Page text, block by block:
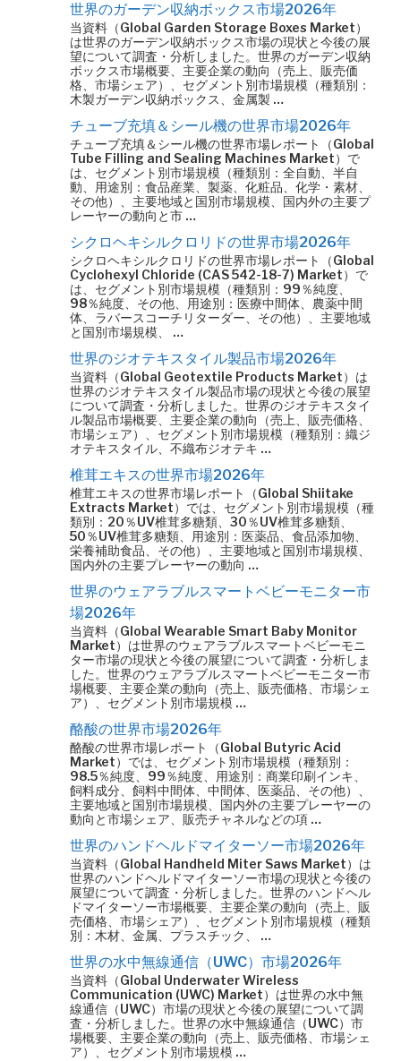
世界のガーデン収納ボックス市場2026年
当資料（Global Garden Storage Boxes Market）
は世界のガーデン収納ボックス市場の現状と今後の展
望について調査・分析しました。世界のガーデン収納
ボックス市場概要、主要企業の動向（売上、販売価
格、市場シェア）、セグメント別市場規模（種類別：
木製ガーデン収納ボックス、金属製 …
チューブ充填＆シール機の世界市場2026年
チューブ充填＆シール機の世界市場レポート（Global
Tube Filling and Sealing Machines Market）で
は、セグメント別市場規模（種類別：全自動、半自
動、用途別：食品産業、製薬、化粧品、化学・素材、
その他）、主要地域と国別市場規模、国内外の主要プ
レーヤーの動向と市 …
シクロヘキシルクロリドの世界市場2026年
シクロヘキシルクロリドの世界市場レポート（Global
Cyclohexyl Chloride (CAS 542-18-7) Market）で
は、セグメント別市場規模（種類別：99％純度、
98％純度、その他、用途別：医療中間体、農薬中間
体、ラバースコーチリターダー、その他）、主要地域
と国別市場規模、 …
世界のジオテキスタイル製品市場2026年
当資料（Global Geotextile Products Market）は
世界のジオテキスタイル製品市場の現状と今後の展望
について調査・分析しました。世界のジオテキスタイ
ル製品市場概要、主要企業の動向（売上、販売価格、
市場シェア）、セグメント別市場規模（種類別：織ジ
オテキスタイル、不織布ジオテキ …
椎茸エキスの世界市場2026年
椎茸エキスの世界市場レポート（Global Shiitake
Extracts Market）では、セグメント別市場規模（種
類別：20％UV椎茸多糖類、30％UV椎茸多糖類、
50％UV椎茸多糖類、用途別：医薬品、食品添加物、
栄養補助食品、その他）、主要地域と国別市場規模、
国内外の主要プレーヤーの動向 …
世界のウェアラブルスマートベビーモニター市
場2026年
当資料（Global Wearable Smart Baby Monitor
Market）は世界のウェアラブルスマートベビーモニ
ター市場の現状と今後の展望について調査・分析しま
した。世界のウェアラブルスマートベビーモニター市
場概要、主要企業の動向（売上、販売価格、市場シェ
ア）、セグメント別市場規模 …
酪酸の世界市場2026年
酪酸の世界市場レポート（Global Butyric Acid
Market）では、セグメント別市場規模（種類別：
98.5％純度、99％純度、用途別：商業印刷インキ、
飼料成分、飼料中間体、中間体、医薬品、その他）、
主要地域と国別市場規模、国内外の主要プレーヤーの
動向と市場シェア、販売チャネルなどの項 …
世界のハンドヘルドマイターソー市場2026年
当資料（Global Handheld Miter Saws Market）は
世界のハンドヘルドマイターソー市場の現状と今後の
展望について調査・分析しました。世界のハンドヘル
ドマイターソー市場概要、主要企業の動向（売上、販
売価格、市場シェア）、セグメント別市場規模（種類
別：木材、金属、プラスチック、 …
世界の水中無線通信（UWC）市場2026年
当資料（Global Underwater Wireless
Communication (UWC) Market）は世界の水中無
線通信（UWC）市場の現状と今後の展望について調
査・分析しました。世界の水中無線通信（UWC）市
場概要、主要企業の動向（売上、販売価格、市場シェ
ア）、セグメント別市場規模 …